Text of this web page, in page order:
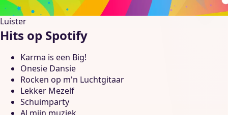
Luister
Hits op Spotify
Karma is een Big!
Onesie Dansie
Rocken op m'n Luchtgitaar
Lekker Mezelf
Schuimparty
Al mijn muziek